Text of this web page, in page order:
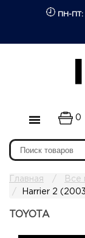
ПН-ПТ:
0
Главная Все
Harrier 2
TOYOTA